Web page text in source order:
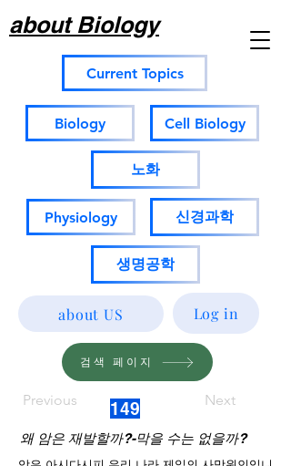
about Biology
Current Topics
Biology Cell Biology
노화
Physiology 신경과학
생명공학
about US Log in
검색 페이지
Previous 149 Next
왜 암은 재발할까?-막을 수는 없을까?